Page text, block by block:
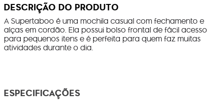
DESCRIÇÃO DO PRODUTO
A Supertaboo é uma mochila casual com fechamento e
alças em cordão. Ela possui bolso frontal de fácil acesso
para pequenos itens e é perfeita para quem faz muitas
atividades durante o dia.
ESPECIFICAÇÕES